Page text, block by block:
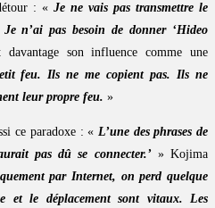
: « Je ne vais pas transmettre le
n’ai pas besoin de donner ‘Hideo
son influence comme une
feu. Ils ne me copient pas. Ils ne
leur propre feu. »
ce paradoxe : « L’une des phrases de
pas dû se connecter.’» Kojima
par Internet, on perd quelque
et le déplacement sont vitaux. Les